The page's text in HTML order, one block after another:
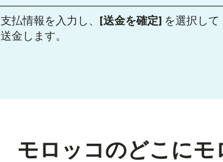
支払情報を入力し、 [送金を確定] を選択して
送金します。
モロッコのどこにモ